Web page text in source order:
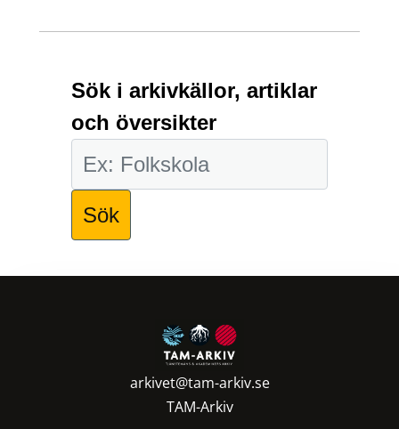
Sök i arkivkällor, artiklar
och översikter
arkivet@tam-arkiv.se
TAM-Arkiv